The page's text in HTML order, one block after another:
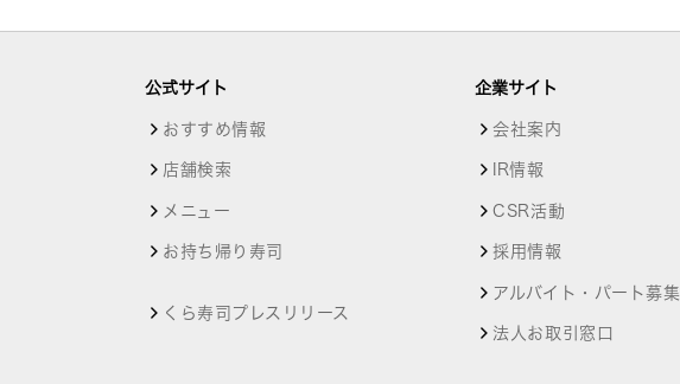
公式サイト
おすすめ情報
店舗検索
メニュー
お持ち帰り寿司
くら寿司プレスリリース
企業サイト
会社案内
IR情報
CSR活動
採用情報
アルバイト・パート募集
法人お取引窓口